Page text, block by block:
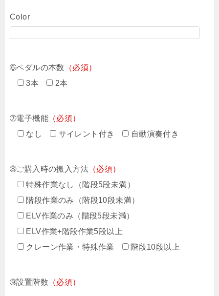
Color
➅ペダルの本数
（必須）
3本
2本
➆電子機能 （必須）
なし
サイレント付き 自動演奏付き
➇ご購入時の搬入方法 （必須）
特殊作業なし（階段5段未満）
階段作業のみ（階段10段未満）
ELV作業のみ（階段5段未満）
ELV作業+階段作業5段以上
クレーン作業・特殊作業
階段10段以上
➈設置階数 （必須）